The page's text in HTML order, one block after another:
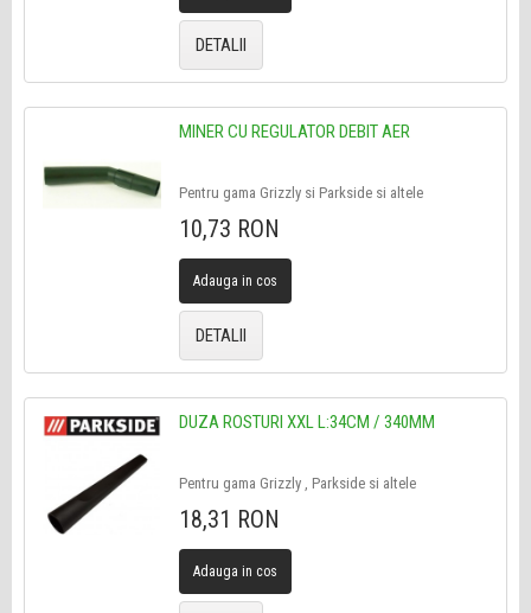
DETALII
MINER CU REGULATOR DEBIT AER
Pentru gama Grizzly si Parkside si altele
10,73 RON
Adauga in cos
DETALII
DUZA ROSTURI XXL L:34CM / 340MM
Pentru gama Grizzly , Parkside si altele
18,31 RON
Adauga in cos